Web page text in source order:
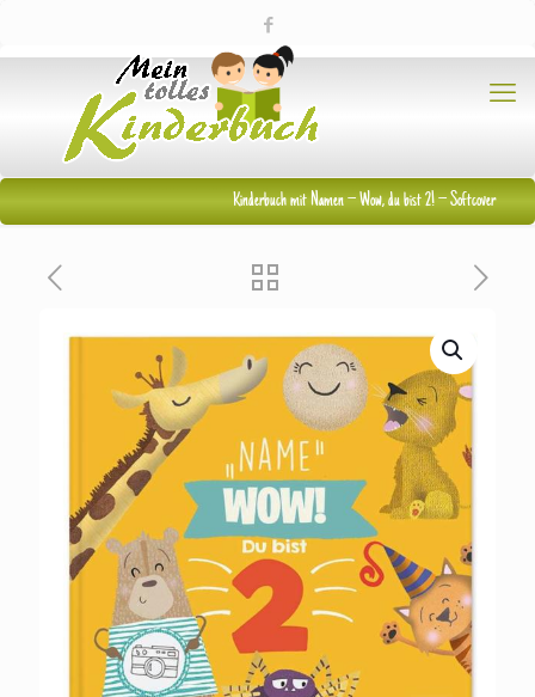
Kinderbuch mit Namen – Wow, du bist 2! – Softcover